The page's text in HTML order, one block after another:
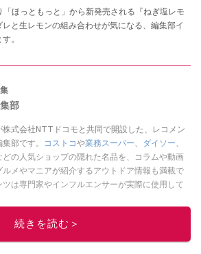
ほっともっと」から新発売される『ねぎ塩レモ
と生レモンの組み合わせが気になる、編集部イ
。
部
式会社NTTドコモと共同で開設した、レコメン
部です。
コストコや業務スーパー、 ダイソー、
どの人気ショップの隠れた名品を、コラムや動画
メやマニアが紹介するアウトドア情報も満載で
は専門家やインフルエンサーが実際に使用して
続きを読む＞